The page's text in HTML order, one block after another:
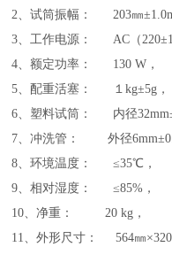
2、试筒振幅： 203㎜
3、工作电源： AC（
4、额定功率： 130 W，
5、配重活塞： １kg±5g，
6、塑料试筒： 内径
7、冲洗管： 外径6mm±0.5
8、环境温度： ≤35℃，
9、相对湿度： ≤85%，
10、净重： 20 kg，
11、外形尺寸： 564㎜×320